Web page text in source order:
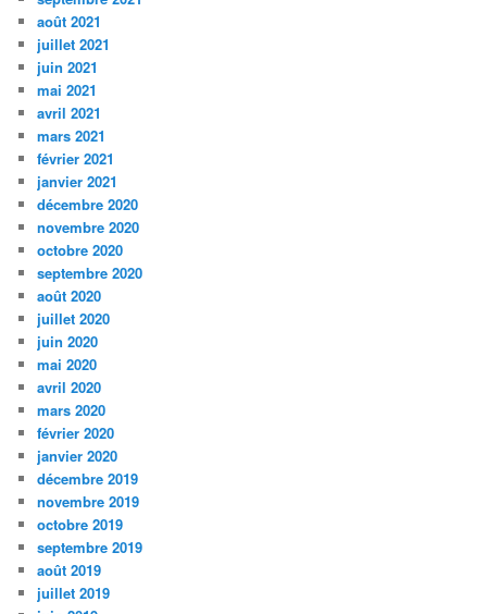
août 2021
juillet 2021
juin 2021
mai 2021
avril 2021
mars 2021
février 2021
janvier 2021
décembre 2020
novembre 2020
octobre 2020
septembre 2020
août 2020
juillet 2020
juin 2020
mai 2020
avril 2020
mars 2020
février 2020
janvier 2020
décembre 2019
novembre 2019
octobre 2019
septembre 2019
août 2019
juillet 2019